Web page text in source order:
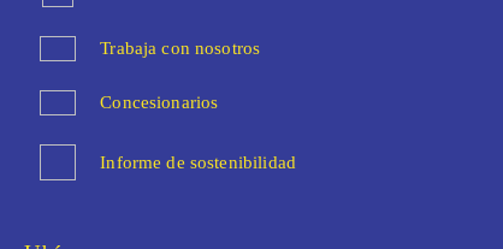
Trabaja con nosotros
Concesionarios
Informe de sostenibilidad